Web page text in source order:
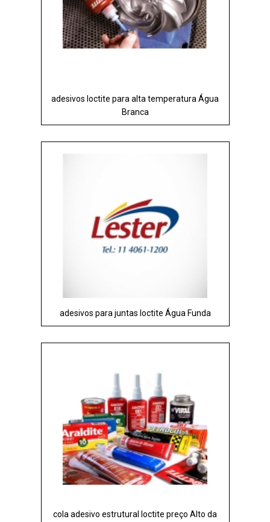
adesivos loctite para alta temperatura Água
Branca
adesivos para juntas loctite Água Funda
cola adesivo estrutural loctite preço Alto da